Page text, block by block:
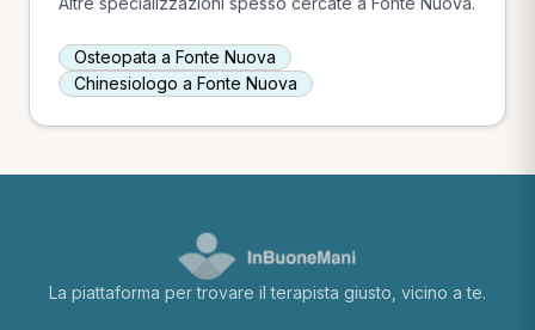
Osteopata a Fonte Nuova
Chinesiologo a Fonte Nuova
La piattaforma per trovare il terapista giusto, vicino a te.